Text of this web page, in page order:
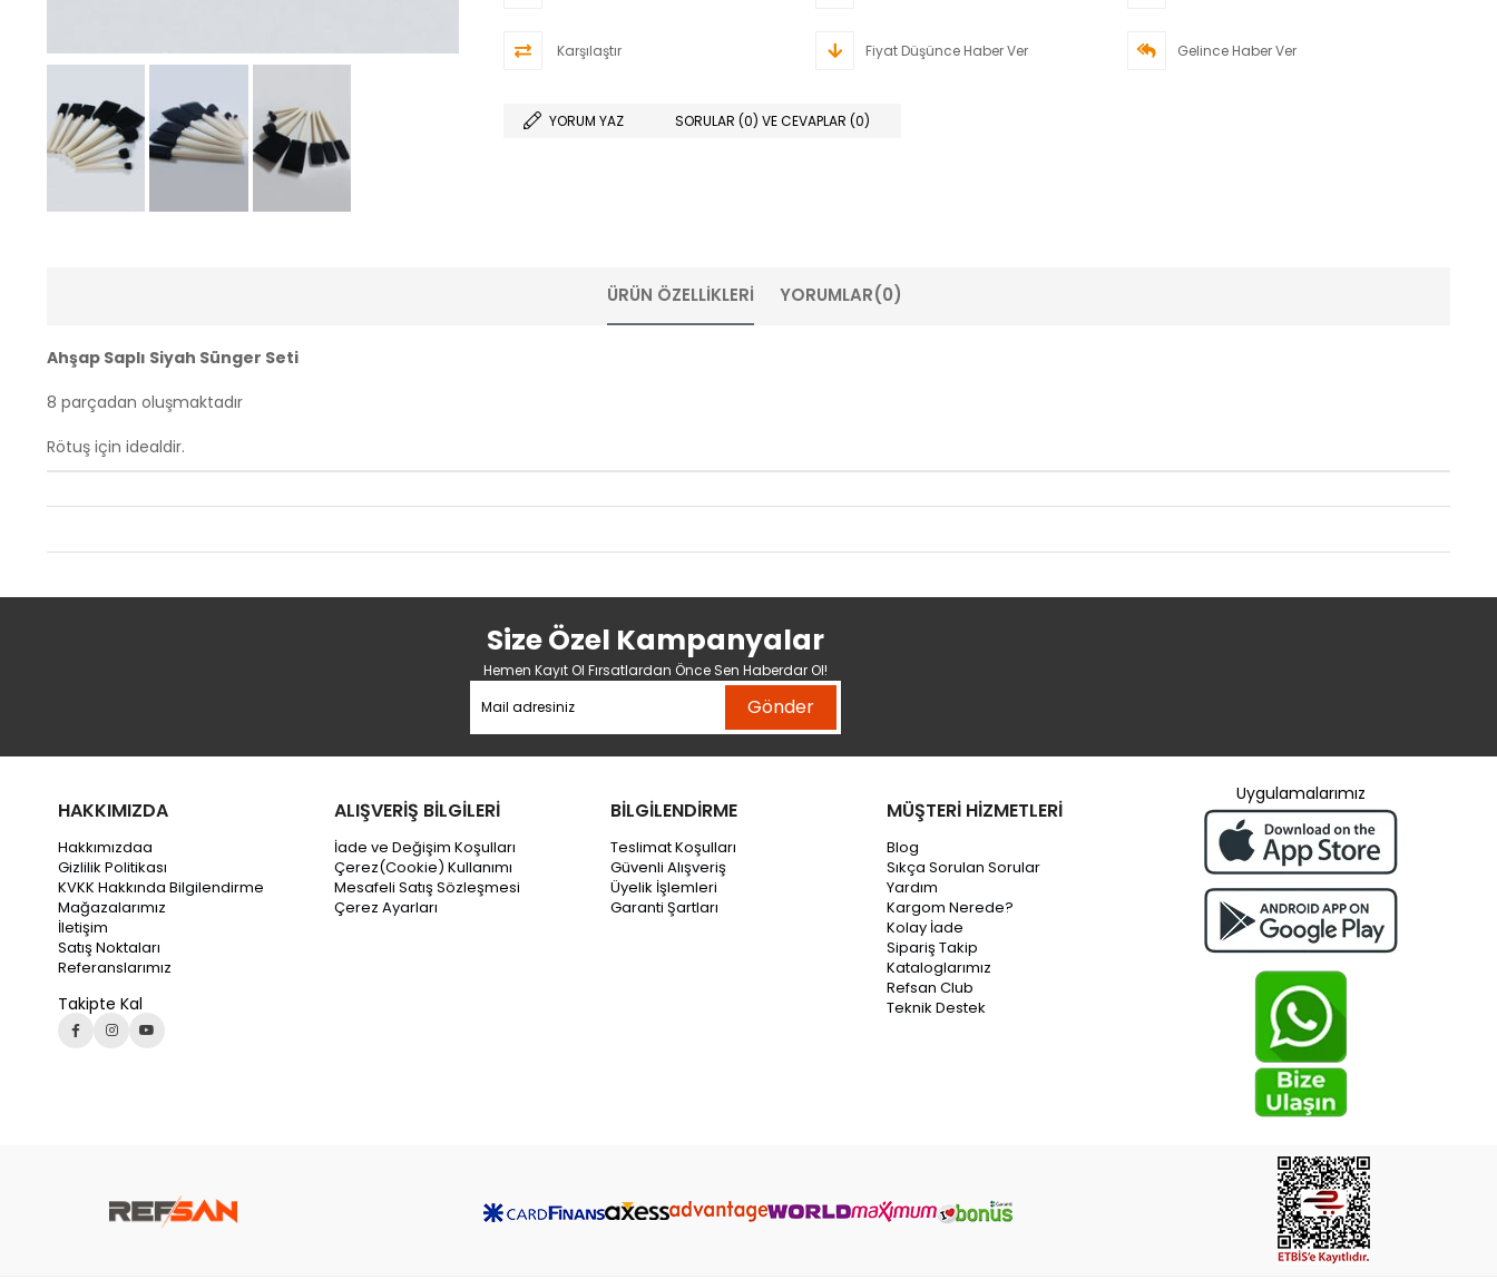
Karşılaştır Fiyat Düşünce Haber Ver Gelince Haber Ver
YORUM YAZ SORULAR (0) VE CEVAPLAR (0)
ÜRÜN ÖZELLIKLERI YORUMLAR(0)
Ahşap Saplı Siyah Sünger Seti
8 parçadan oluşmaktadır
Rötuş için idealdir.
Size Özel Kampanyalar
Hemen Kayıt Ol Fırsatlardan Önce Sen Haberdar Ol!
Gönder
HAKKIMIZDA
Hakkımızdaa
Gizlilik Politikası
KVKK Hakkında Bilgilendirme
Mağazalarımız
İletişim
Satış Noktaları
Referanslarımız
Takipte Kal
ALIŞVERİŞ BİLGİLERİ
İade ve Değişim Koşulları
Çerez(Cookie) Kullanımı
Mesafeli Satış Sözleşmesi
Çerez Ayarları
BİLGİLENDİRME
Teslimat Koşulları
Güvenli Alışveriş
Üyelik İşlemleri
Garanti Şartları
MÜŞTERİ HİZMETLERİ
Blog
Sıkça Sorulan Sorular
Yardım
Kargom Nerede?
Kolay İade
Sipariş Takip
Kataloglarımız
Refsan Club
Teknik Destek
Uygulamalarımız